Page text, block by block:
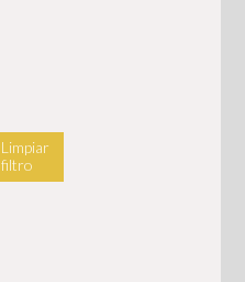
Limpiar
filtro